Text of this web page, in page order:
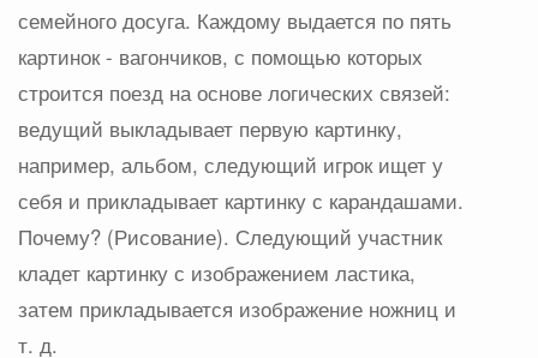
семейного досуга. Каждому выдается по пять
картинок - вагончиков, с помощью которых
строится поезд на основе логических связей:
ведущий выкладывает первую картинку,
например, альбом, следующий игрок ищет у
себя и прикладывает картинку с карандашами.
Почему? (Рисование). Следующий участник
кладет картинку с изображением ластика,
затем прикладывается изображение ножниц и
т. д.